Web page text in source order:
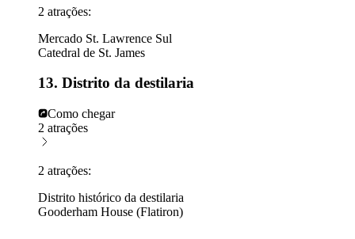
2 atrações:
Mercado St. Lawrence Sul
Catedral de St. James
13. Distrito da destilaria
Como chegar
2 atrações
2 atrações:
Distrito histórico da destilaria
Gooderham House (Flatiron)